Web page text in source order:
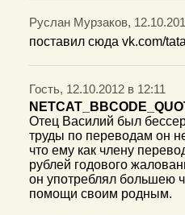
Руслан Мурзаков,
поставил сюда vk.com/
Гость, 12.10.2012 в 12:11
Отец Василий был
труды по переводам он
что ему как члену
рублей годового
он употреблял большею
помощи своим родным.